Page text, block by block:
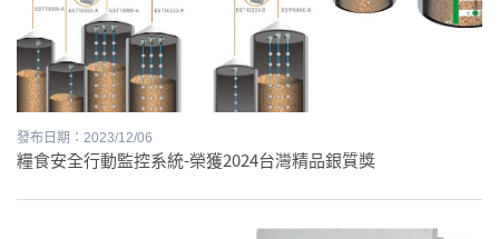
發布日期：2023/12/06
糧食安全行動監控系統-榮獲2024台灣精品銀質獎